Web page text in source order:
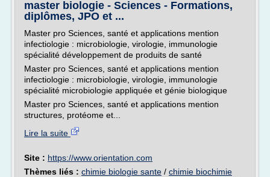
master biologie - Sciences - Formations,
diplômes, JPO et ...
Master pro Sciences, santé et applications mention
infectiologie : microbiologie, virologie, immunologie
spécialité développement de produits de santé
Master pro Sciences, santé et applications mention
infectiologie : microbiologie, virologie, immunologie
spécialité microbiologie appliquée et génie biologique
Master pro Sciences, santé et applications mention
structures, protéome et...
Lire la suite
Site : https://www.orientation.com
Thèmes liés : chimie biologie sante / chimie biochimie